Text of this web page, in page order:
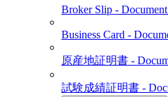
Broker Slip -
Business Card -
原産地証明書 -
試験成績証明書 -